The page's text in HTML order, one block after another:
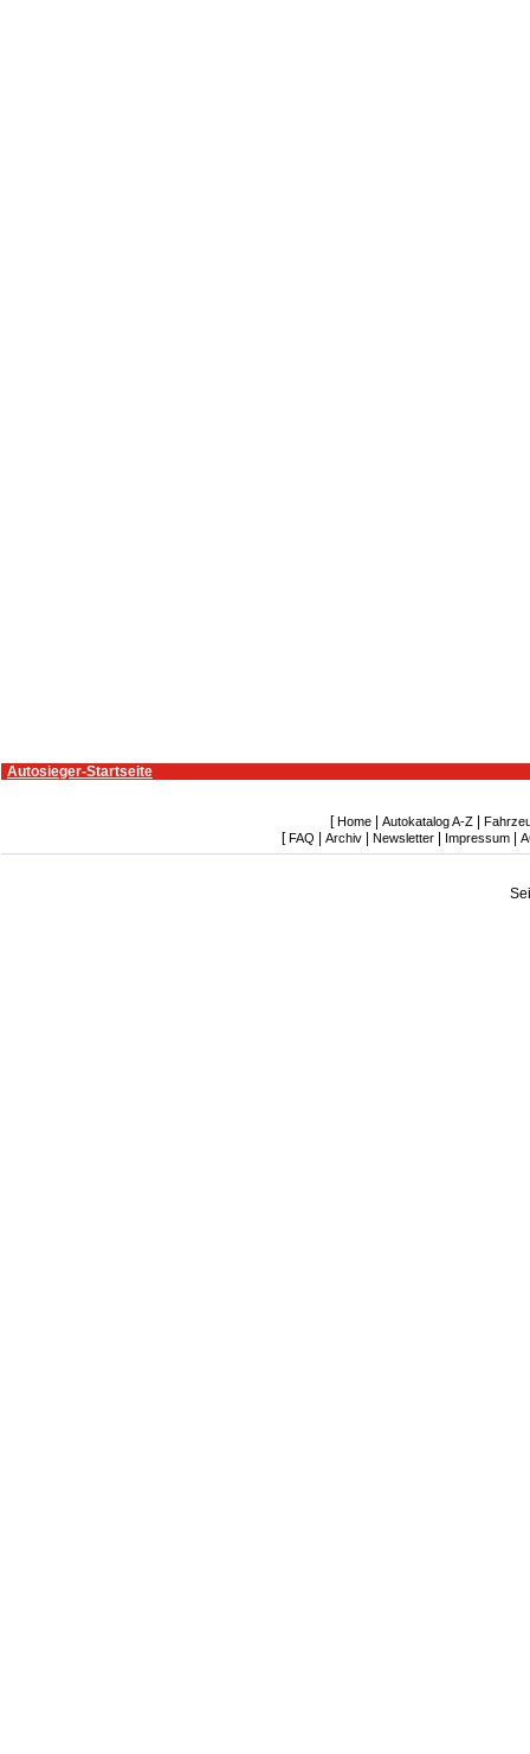
Autosieger-Startseite
[ Home| Autokatalog A-Z|
[ FAQ Archiv Newsletter Impressum